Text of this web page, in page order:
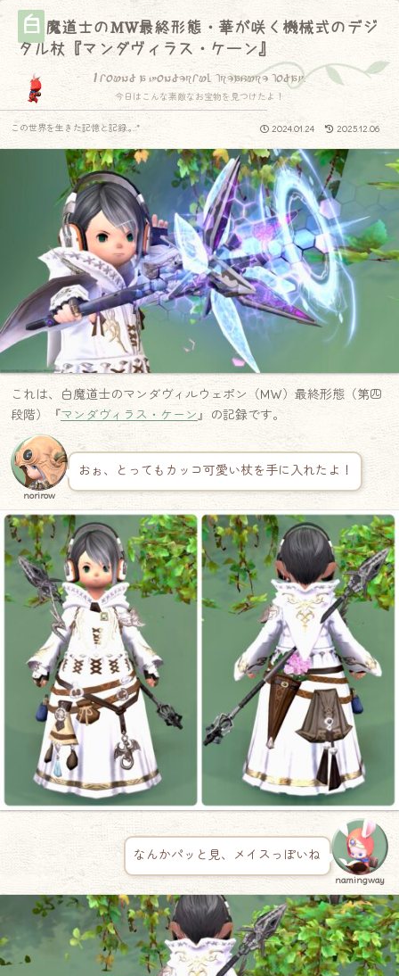
白 魔道士のMW最終形態・華が咲く機械式のデジ
タル杖『マンダヴィラス・ケーン』
I found a wonderful treasure today.
今日はこんな素敵なお宝物を見つけたよ！
2024.01.24 2025.12.06
この世界を生きた記憶と記録.｡.:*
これは、白魔道士のマンダヴィルウェポン（MW）最終形態（第四
段階）『マンダヴィラス・ケーン』の記録です。
norirow
おぉ、とってもカッコ可愛い杖を手に入れたよ！
なんかパッと見、メイスっぽいね
namingway